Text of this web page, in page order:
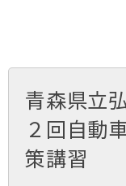
青森県立
２回自動
策講習